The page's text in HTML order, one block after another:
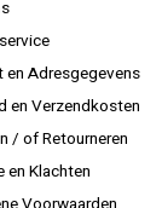
en Adresgegevens
en Verzendkosten
/ of Retourneren
en Klachten